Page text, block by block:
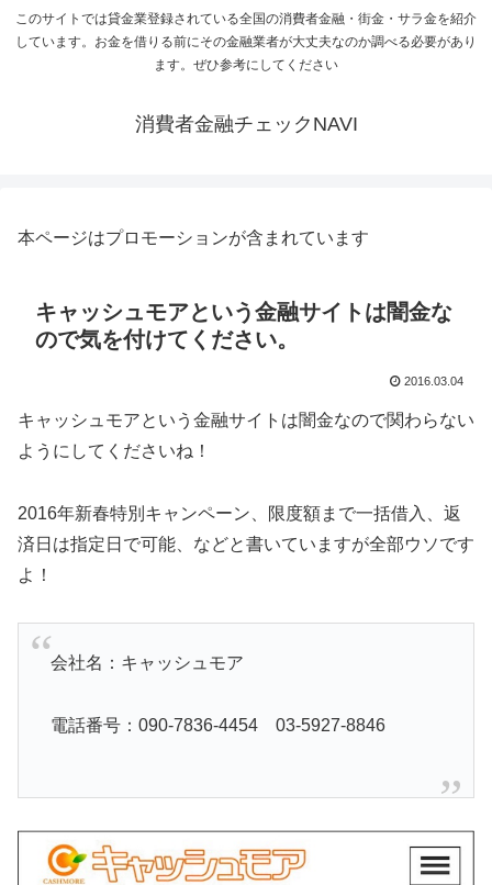
このサイトでは貸金業登録されている全国の消費者金融・街金・サラ金を紹介
しています。お金を借りる前にその金融業者が大丈夫なのか調べる必要があり
ます。ぜひ参考にしてください
消費者金融チェックNAVI
本ページはプロモーションが含まれています
キャッシュモアという金融サイトは闇金な
ので気を付けてください。
2016.03.04
キャッシュモアという金融サイトは闇金なので関わらない
ようにしてくださいね！
2016年新春特別キャンペーン、限度額まで一括借入、返
済日は指定日で可能、などと書いていますが全部ウソです
よ！
会社名：キャッシュモア
電話番号：090-7836-4454 03-5927-8846